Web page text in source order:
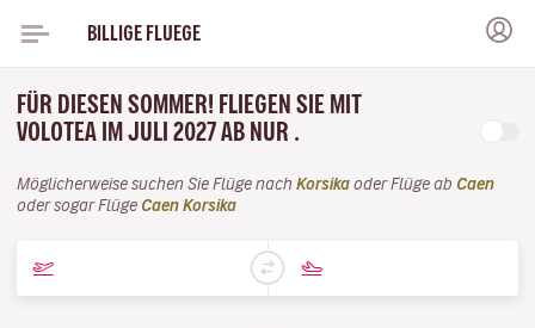
BILLIGE FLUEGE
FÜR DIESEN SOMMER! FLIEGEN SIE MIT
VOLOTEA IM JULI 2027 AB NUR .
Möglicherweise suchen Sie Flüge nach Korsika oder Flüge ab Caen
oder sogar Flüge Caen Korsika